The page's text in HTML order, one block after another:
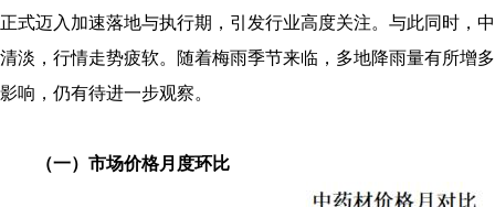
正式迈入加速落地与执行期，引发行业高度关注。与此同时，
清淡，行情走势疲软。随着梅雨季节来临，多地降雨量有所增
影响，仍有待进一步观察。
（一）市场价格月度环比